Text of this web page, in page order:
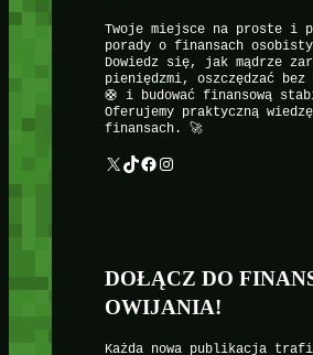
Twoje miejsce na proste i
porady o finansach
Dowiedz się, jak mądrze
pieniędzmi, oszczędzać bez
🛟 i budować finansową
Oferujemy praktyczną
finansach. 🚀
X TikTok Facebook Instagram
DOŁĄCZ DO
OWIJANIA!
Każda nowa publikacja